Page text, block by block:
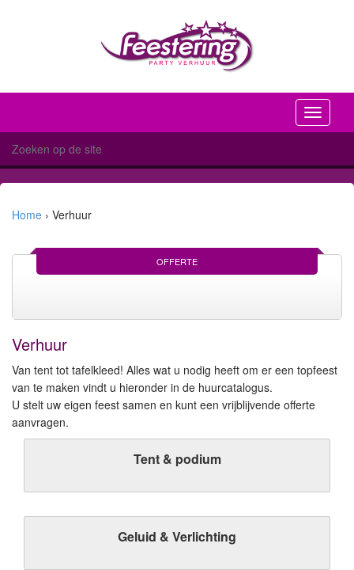
Toggle
Home › Verhuur
OFFERTE
Verhuur
Van tent tot tafelkleed! Alles wat u nodig heeft om er een topfeest
van te maken vindt u hieronder in de huurcatalogus.
U stelt uw eigen feest samen en kunt een vrijblijvende offerte
aanvragen.
Tent & podium
Geluid & Verlichting